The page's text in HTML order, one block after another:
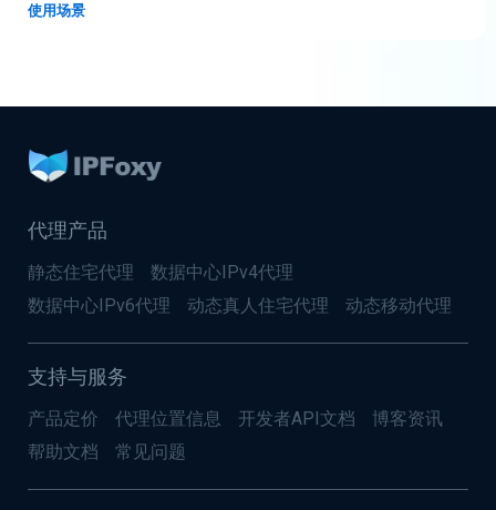
使用场景
代理产品
静态住宅代理
数据中心IPv4代理
数据中心IPv6代理
动态真人住宅代理 动态移动代理
支持与服务
产品定价 代理位置信息 开发者API文档
博客资讯
帮助文档
常见问题